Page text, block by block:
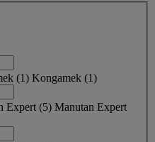
(1) Kongamek (1)
Expert (5) Manutan Expert